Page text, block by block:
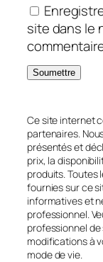
site dans le
Ce site internet
partenaires.
présentés et
prix, la
produits. Toutes
fournies sur ce
informatives et
professionnel.
professionnel
modifications à
mode de vie.